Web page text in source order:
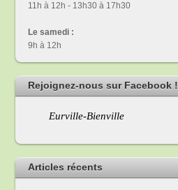
11h à 12h - 13h30 à 17h30
Le samedi :
9h à 12h
Rejoignez-nous sur Facebook !
Eurville-Bienville
Articles récents